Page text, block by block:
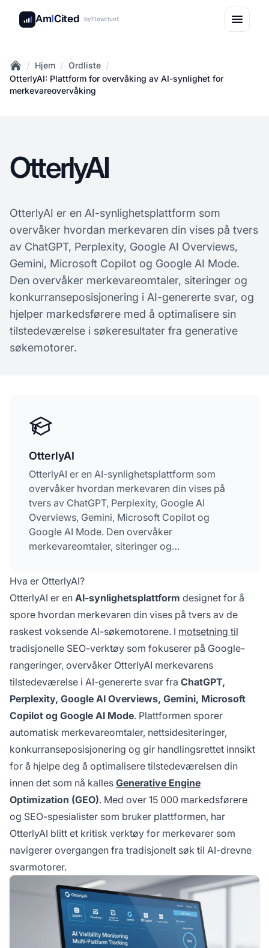
AmICited byFlowHunt
Home
/ Hjem / Ordliste /
OtterlyAI: Plattform for overvåking av AI-synlighet for
merkevareovervåking
OtterlyAI
OtterlyAI er en AI-synlighetsplattform som
overvåker hvordan merkevaren din vises på tvers
av ChatGPT, Perplexity, Google AI Overviews,
Gemini, Microsoft Copilot og Google AI Mode.
Den overvåker merkevareomtaler, siteringer og
konkurranseposisjonering i AI-genererte svar, og
hjelper markedsførere med å optimalisere sin
tilstedeværelse i søkeresultater fra generative
søkemotorer.
OtterlyAI
OtterlyAI er en AI-synlighetsplattform som
overvåker hvordan merkevaren din vises på
tvers av ChatGPT, Perplexity, Google AI
Overviews, Gemini, Microsoft Copilot og
Google AI Mode. Den overvåker
merkevareomtaler, siteringer og
og hjelper markedsførere med å optimalisere
sin tilstedeværelse i søkeresultater fra
generative søkemotorer.
Hva er OtterlyAI?
OtterlyAI er en AI-synlighetsplattform designet for å
spore hvordan merkevaren din vises på tvers av de
raskest voksende AI-søkemotorene. I motsetning til
tradisjonelle SEO-verktøy som fokuserer på Google-
rangeringer, overvåker OtterlyAI merkevarens
tilstedeværelse i AI-genererte svar fra ChatGPT,
Perplexity, Google AI Overviews, Gemini, Microsoft
Copilot og Google AI Mode. Plattformen sporer
automatisk merkevareomtaler, nettsidesiteringer,
konkurranseposisjonering og gir handlingsrettet innsikt
for å hjelpe deg å optimalisere tilstedeværelsen din
innen det som nå kalles Generative Engine
Optimization (GEO). Med over 15 000 markedsførere
og SEO-spesialister som bruker plattformen, har
OtterlyAI blitt et kritisk verktøy for merkevarer som
navigerer overgangen fra tradisjonelt søk til AI-drevne
svarmotorer.